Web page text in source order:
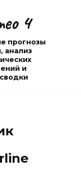
4
прогнозы
анализ
и